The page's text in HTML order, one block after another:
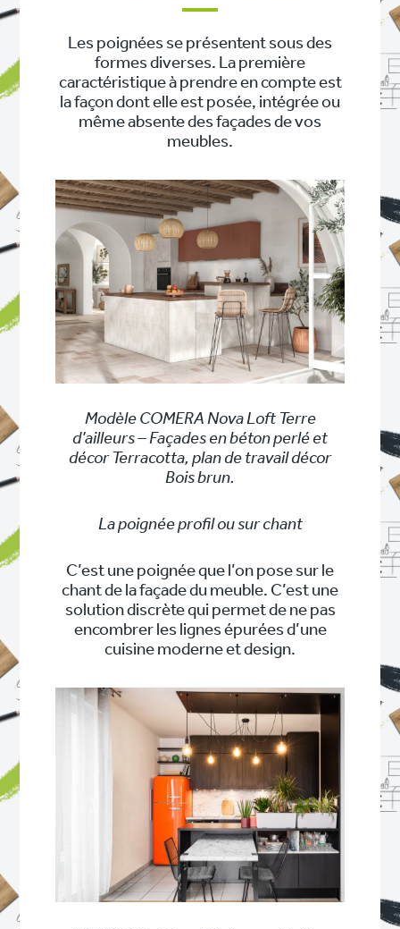
Les poignées se présentent sous des
formes diverses. La première
caractéristique à prendre en compte est
la façon dont elle est posée, intégrée ou
même absente des façades de vos
meubles.
Modèle COMERA Nova Loft Terre
d’ailleurs – Façades en béton perlé et
décor Terracotta, plan de travail décor
Bois brun.
La poignée profil ou sur chant
C’est une poignée que l’on pose sur le
chant de la façade du meuble. C’est une
solution discrète qui permet de ne pas
encombrer les lignes épurées d’une
cuisine moderne et design.